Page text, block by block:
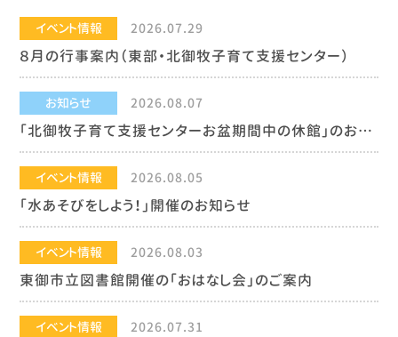
イベント情報 2026.07.29
８月の行事案内（東部・北御牧子育て支援センター）
お知らせ 2026.08.07
「北御牧子育て支援センターお盆期間中の休館」のお知…
イベント情報 2026.08.05
「水あそびをしよう！」開催のお知らせ
イベント情報 2026.08.03
東御市立図書館開催の「おはなし会」のご案内
イベント情報 2026.07.31